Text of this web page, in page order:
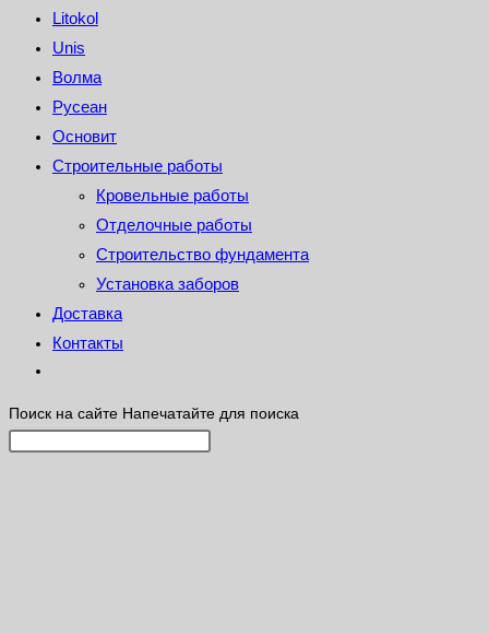
Litokol
Unis
Волма
Русеан
Основит
Строительные работы
Кровельные работы
Отделочные работы
Строительство фундамента
Установка заборов
Доставка
Контакты
Поиск на сайте Напечатайте для поиска